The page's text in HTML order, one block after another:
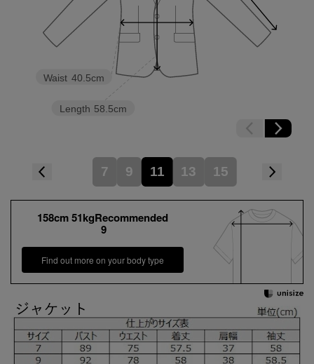
Length 58.5cm
Waist 40.5cm
7 9 11 13 15
158cm 51kgRecommended
9
Find out more on your body type